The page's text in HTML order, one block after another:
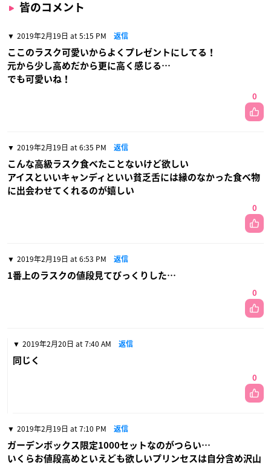
皆のコメント
2019年2月19日 at 5:15 PM 返信
ここのラスク可愛いからよくプレゼントにしてる！
元から少し高めだから更に高く感じる…
でも可愛いね！
0
2019年2月19日 at 6:35 PM 返信
こんな高級ラスク食べたことないけど欲しい
アイスといいキャンディといい貧乏舌には縁のなかった食べ物
に出会わせてくれるのが嬉しい
0
2019年2月19日 at 6:53 PM 返信
1番上のラスクの値段見てびっくりした…
0
2019年2月20日 at 7:40 AM 返信
同じく
0
2019年2月19日 at 7:10 PM 返信
ガーデンボックス限定1000セットなのがつらい…
いくらお値段高めといえども欲しいプリンセスは自分含め沢山